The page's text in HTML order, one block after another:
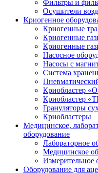
Фильтры и
Осушители
Криогенное
Криогенные
Криогенные
Криогенные
Насосное
Насосы с
Система
Криобластер
Криобластер
Грануляторы
Криобластеры
Медицинское,
оборудование
Лабораторное
Медицинское
Измерительное
Оборудование для